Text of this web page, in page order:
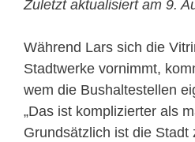
Zuletzt aktualisiert am 9.
Während Lars sich die
Stadtwerke vornimmt,
wem die Bushaltestellen
„Das ist komplizierter als
Grundsätzlich ist die Stadt